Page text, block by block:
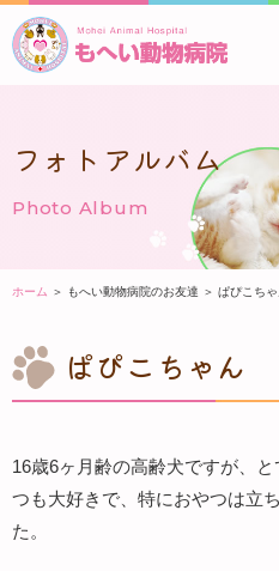
フォトアルバム
Photo Album
ホーム ＞ もへい動物病院のお友達 ＞ ぱぴこちゃ
ぱぴこちゃん
16歳6ヶ月齢の高齢犬ですが、
つも大好きで、特におやつは立
た。